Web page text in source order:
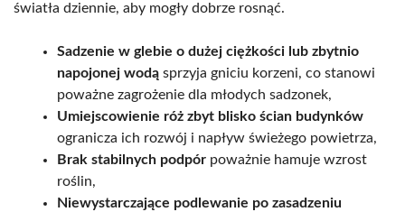
światła dziennie, aby mogły dobrze rosnąć.
Sadzenie w glebie o dużej ciężkości lub zbytnio
napojonej wodą sprzyja gniciu korzeni, co stanowi
poważne zagrożenie dla młodych sadzonek,
Umiejscowienie róż zbyt blisko ścian budynków
ogranicza ich rozwój i napływ świeżego powietrza,
Brak stabilnych podpór poważnie hamuje wzrost
roślin,
Niewystarczające podlewanie po zasadzeniu